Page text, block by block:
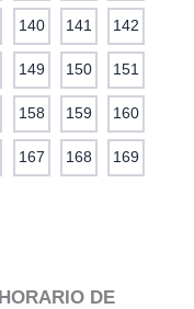
140 141 142
149 150 151
158 159 160
167 168 169
DE